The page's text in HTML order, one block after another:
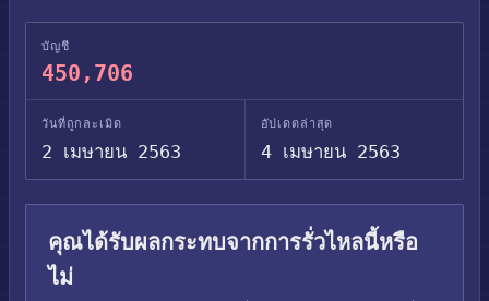
บัญชี
450,706
วันที่ถูกละเมิด
2 เมษายน 2563
อัปเดตล่าสุด
4 เมษายน 2563
คุณได้รับผลกระทบจากการรั่วไหลนี้หรือ
ไม่